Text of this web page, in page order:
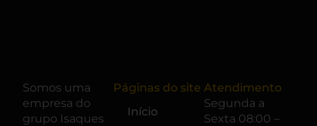
Somos uma
empresa do
grupo Isaques
Páginas do site
Início
Atendimento
Segunda a
Sexta 08:00 –